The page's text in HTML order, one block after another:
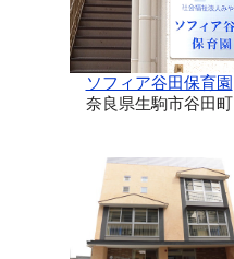
ソフィア谷田保育園
奈良県生駒市谷田町